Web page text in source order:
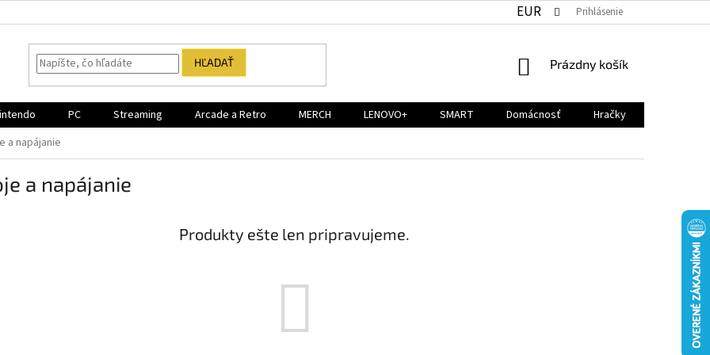
EUR Prihlásenie
HĽADAŤ
NÁKUPNÝ
Prázdny košík
PC Streaming Arcade a Retro MERCH LENOVO+ SMART Domácnosť
Hračky
a napájanie
a napájanie
Produkty ešte len pripravujeme.